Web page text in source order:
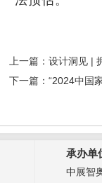
上一篇：设计洞见 |
下一篇：“2024中国
承办单
中展智